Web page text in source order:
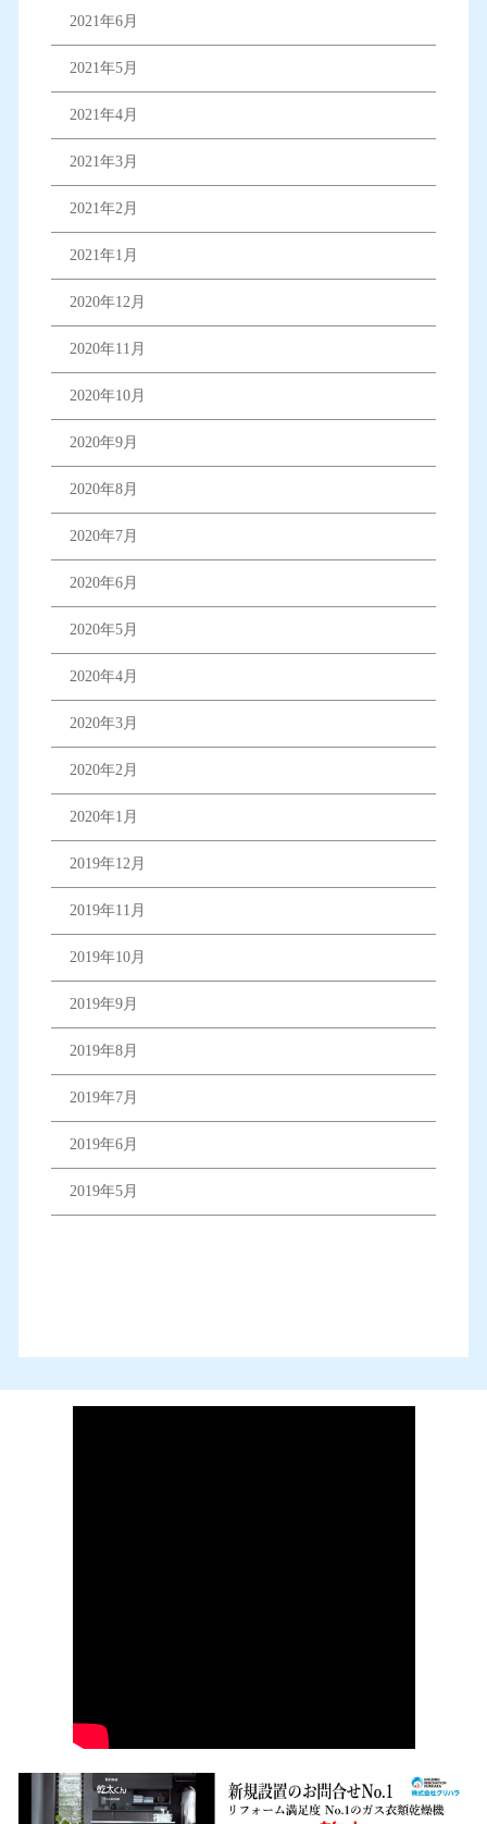
2021年6月
2021年5月
2021年4月
2021年3月
2021年2月
2021年1月
2020年12月
2020年11月
2020年10月
2020年9月
2020年8月
2020年7月
2020年6月
2020年5月
2020年4月
2020年3月
2020年2月
2020年1月
2019年12月
2019年11月
2019年10月
2019年9月
2019年8月
2019年7月
2019年6月
2019年5月